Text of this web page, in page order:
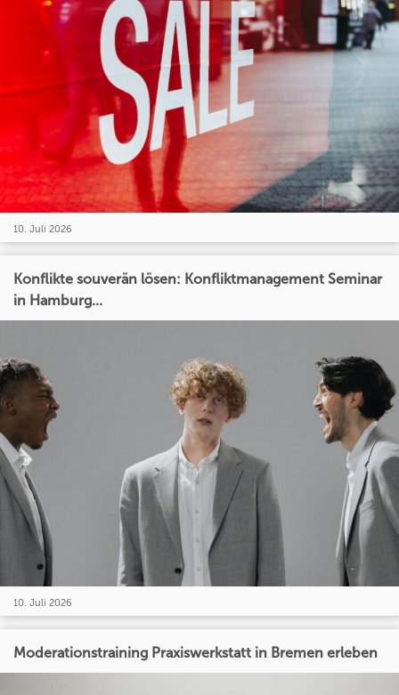
10. Juli 2026
Konflikte souverän lösen: Konfliktmanagement Seminar
in Hamburg...
10. Juli 2026
Moderationstraining Praxiswerkstatt in Bremen erleben